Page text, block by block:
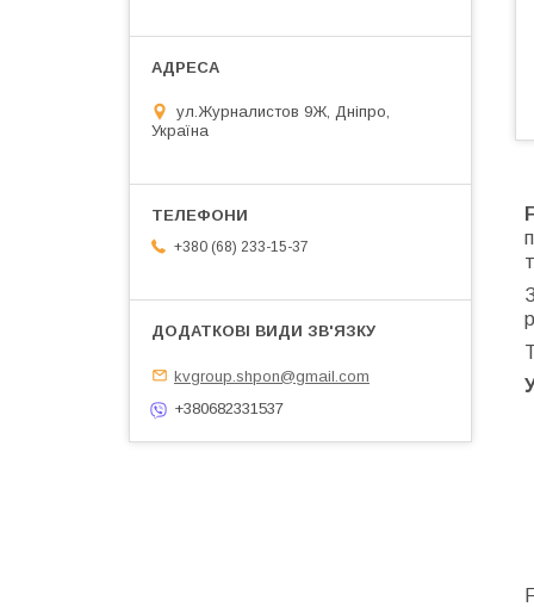
ул.Журналистов 9Ж, Дніпро,
Україна
+380 (68) 233-15-37
kvgroup.shpon@gmail.com
+380682331537